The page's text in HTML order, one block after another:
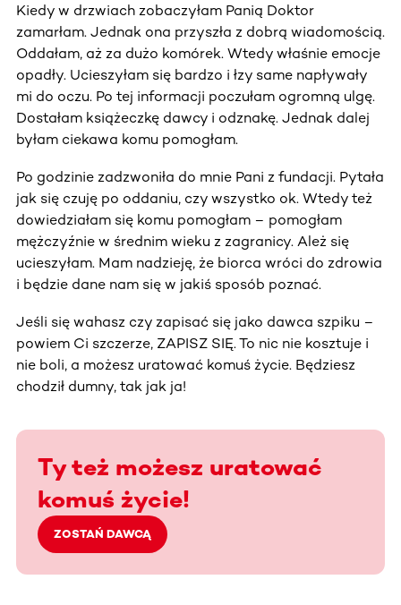
Kiedy w drzwiach zobaczyłam Panią Doktor
zamarłam. Jednak ona przyszła z dobrą wiadomością.
Oddałam, aż za dużo komórek. Wtedy właśnie emocje
opadły. Ucieszyłam się bardzo i łzy same napływały
mi do oczu. Po tej informacji poczułam ogromną ulgę.
Dostałam książeczkę dawcy i odznakę. Jednak dalej
byłam ciekawa komu pomogłam.
Po godzinie zadzwoniła do mnie Pani z fundacji. Pytała
jak się czuję po oddaniu, czy wszystko ok. Wtedy też
dowiedziałam się komu pomogłam – pomogłam
mężczyźnie w średnim wieku z zagranicy. Ależ się
ucieszyłam. Mam nadzieję, że biorca wróci do zdrowia
i będzie dane nam się w jakiś sposób poznać.
Jeśli się wahasz czy zapisać się jako dawca szpiku –
powiem Ci szczerze, ZAPISZ SIĘ. To nic nie kosztuje i
nie boli, a możesz uratować komuś życie. Będziesz
chodził dumny, tak jak ja!
Ty też możesz uratować
komuś życie!
ZOSTAŃ DAWCĄ